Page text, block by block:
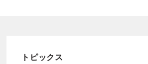
トピックス